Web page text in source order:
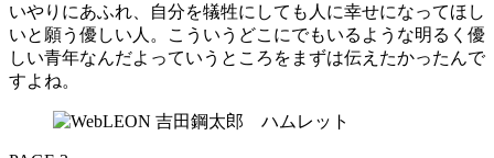
いやりにあふれ、自分を犠牲にしても人に幸せになってほし
いと願う優しい人。こういうどこにでもいるような明るく優
しい青年なんだよっていうところをまずは伝えたかったんで
すよね。